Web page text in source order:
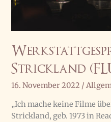
Strickland
16. November 2022 /
„Ich mache keine Filme
Strickland, geb. 1973 in